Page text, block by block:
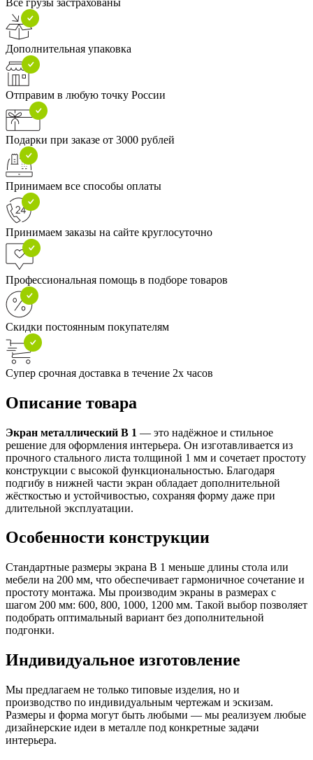
Дополнительная упаковка
Отправим в любую точку России
Подарки при заказе от 3000 рублей
Принимаем все способы оплаты
Принимаем заказы на сайте круглосуточно
Профессиональная помощь в подборе товаров
Скидки постоянным покупателям
Супер срочная доставка в течение 2х часов
Описание товара
Экран металлический В 1 — это надёжное и стильное
решение для оформления интерьера. Он изготавливается из
прочного стального листа толщиной 1 мм и сочетает простоту
конструкции с высокой функциональностью. Благодаря
подгибу в нижней части экран обладает дополнительной
жёсткостью и устойчивостью, сохраняя форму даже при
длительной эксплуатации.
Особенности конструкции
Стандартные размеры экрана В 1 меньше длины стола или
мебели на 200 мм, что обеспечивает гармоничное сочетание и
простоту монтажа. Мы производим экраны в размерах с
шагом 200 мм: 600, 800, 1000, 1200 мм. Такой выбор позволяет
подобрать оптимальный вариант без дополнительной
подгонки.
Индивидуальное изготовление
Мы предлагаем не только типовые изделия, но и
производство по индивидуальным чертежам и эскизам.
Размеры и форма могут быть любыми — мы реализуем любые
дизайнерские идеи в металле под конкретные задачи
интерьера.